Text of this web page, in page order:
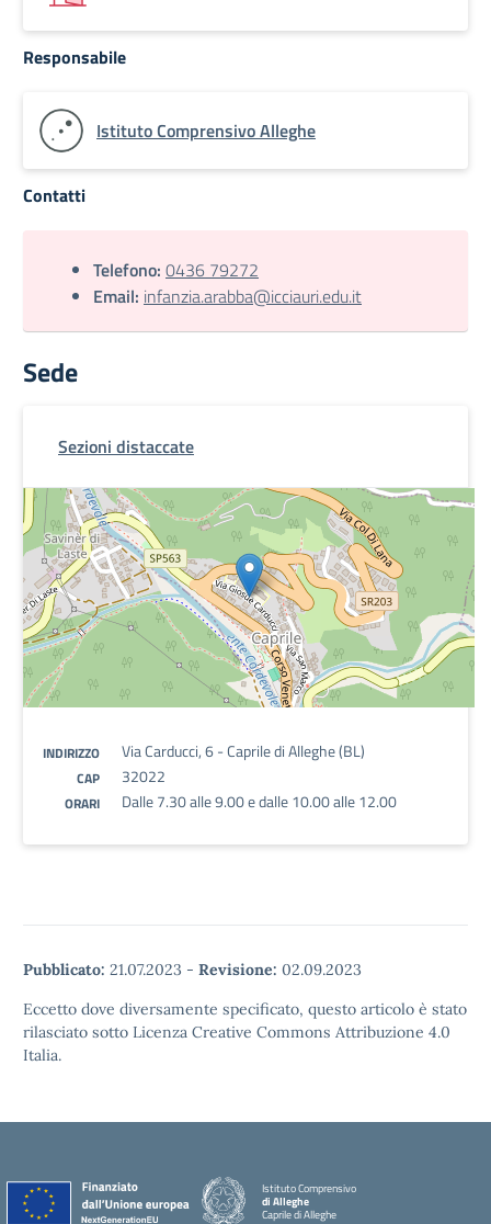
Responsabile
Istituto Comprensivo Alleghe
Contatti
Telefono: 0436 79272
Email: infanzia.arabba@icciauri.edu.it
Sede
Sezioni distaccate
INDIRIZZO Via Carducci, 6 - Caprile di Alleghe (BL)
CAP 32022
ORARI Dalle 7.30 alle 9.00 e dalle 10.00 alle 12.00
Pubblicato: 21.07.2023 - Revisione: 02.09.2023
Eccetto dove diversamente specificato, questo articolo è stato
rilasciato sotto Licenza Creative Commons Attribuzione 4.0
Italia.
Istituto Comprensivo
di Alleghe
Caprile di Alleghe